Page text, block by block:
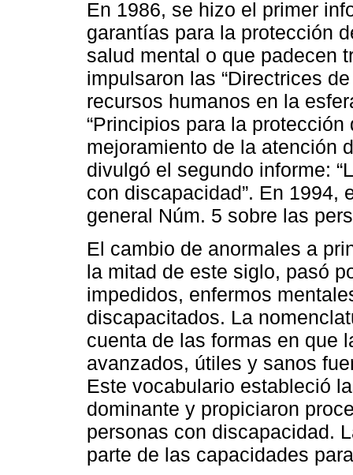
En 1986, se hizo el primer
garantías para la protección
salud mental o que padecen
impulsaron las “Directrices
recursos humanos en la
“Principios para la
mejoramiento de la atención
divulgó el segundo informe:
con discapacidad”. En 1994,
general Núm. 5 sobre las
El cambio de anormales a
la mitad de este siglo, pasó
impedidos, enfermos
discapacitados. La
cuenta de las formas en que
avanzados, útiles y sanos
Este vocabulario estableció
dominante y propiciaron
personas con discapacidad.
parte de las capacidades